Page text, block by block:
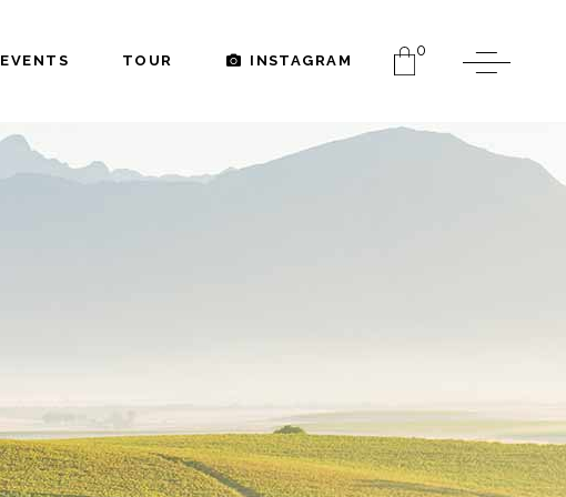
EVENTS TOUR INSTAGRAM
0